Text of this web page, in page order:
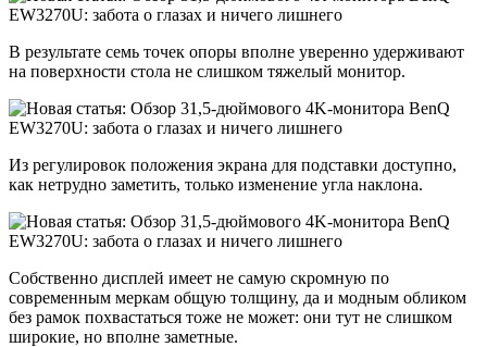
В результате семь точек опоры вполне уверенно удерживают
на поверхности стола не слишком тяжелый монитор.
Из регулировок положения экрана для подставки доступно,
как нетрудно заметить, только изменение угла наклона.
Собственно дисплей имеет не самую скромную по
современным меркам общую толщину, да и модным обликом
без рамок похвастаться тоже не может: они тут не слишком
широкие, но вполне заметные.